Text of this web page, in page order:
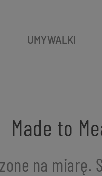
UMYWALKI
Made to
na miarę.